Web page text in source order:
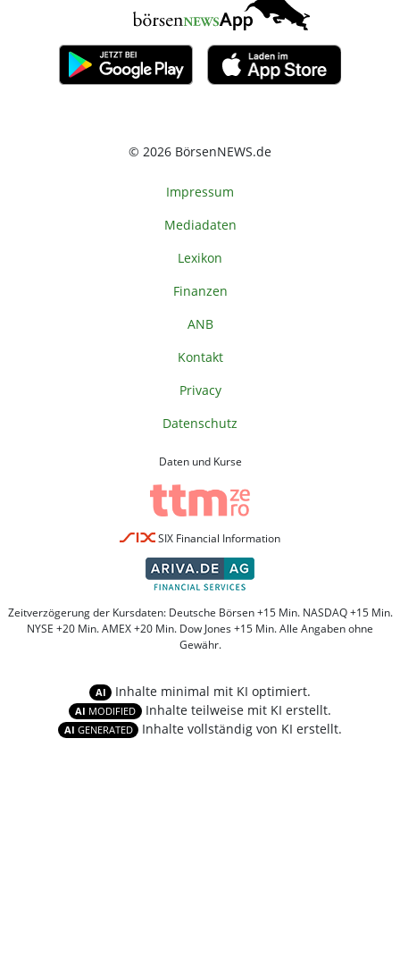
© 2026 BörsenNEWS.de
Impressum
Mediadaten
Lexikon
Finanzen
ANB
Kontakt
Privacy
Datenschutz
Daten und Kurse
SIX Financial Information
Zeitverzögerung der Kursdaten: Deutsche Börsen +15 Min. NASDAQ +15 Min.
NYSE +20 Min. AMEX +20 Min. Dow Jones +15 Min. Alle Angaben ohne
Gewähr.
AI Inhalte minimal mit KI optimiert.
AI MODIFIED Inhalte teilweise mit KI erstellt.
AI GENERATED Inhalte vollständig von KI erstellt.